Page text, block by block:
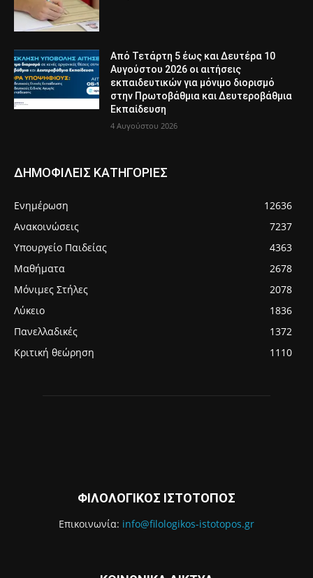
Από Τετάρτη 5 έως και Δευτέρα 10
Αυγούστου 2026 οι αιτήσεις
εκπαιδευτικών για μόνιμο διορισμό
στην Πρωτοβάθμια και Δευτεροβάθμια
Εκπαίδευση
4 Αυγούστου 2026
ΔΗΜΟΦΙΛΕΙΣ ΚΑΤΗΓΟΡΙΕΣ
Ενημέρωση
12636
Ανακοινώσεις
7237
Υπουργείο Παιδείας
4363
Μαθήματα
2678
Μόνιμες Στήλες
2078
Λύκειο
1836
Πανελλαδικές
1372
Κριτική θεώρηση
1110
ΦΙΛΟΛΟΓΙΚΟΣ ΙΣΤΟΤΟΠΟΣ
Επικοινωνία: info@filologikos-istotopos.gr